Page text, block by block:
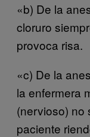
«b) De la
cloruro
provoca risa.
«c) De la
la enfermera
(nervioso) no
paciente